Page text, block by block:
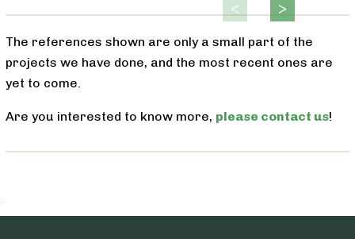
The references shown are only a small part of the
projects we have done, and the most recent ones are
yet to come.
Are you interested to know more, please contact us!